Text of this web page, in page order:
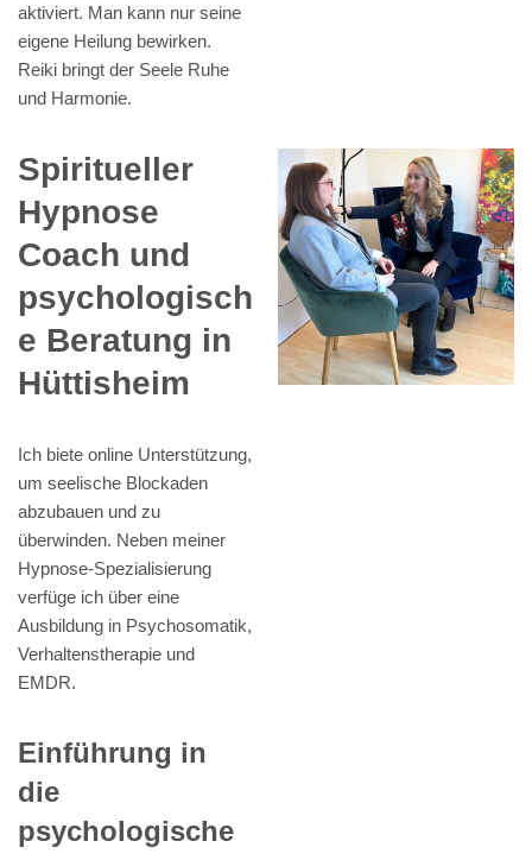
aktiviert. Man kann nur seine
eigene Heilung bewirken.
Reiki bringt der Seele Ruhe
und Harmonie.
Spiritueller
Hypnose
Coach und
psychologisch
e Beratung in
Hüttisheim
Ich biete online Unterstützung,
um seelische Blockaden
abzubauen und zu
überwinden. Neben meiner
Hypnose-Spezialisierung
verfüge ich über eine
Ausbildung in Psychosomatik,
Verhaltenstherapie und
EMDR.
Einführung in
die
psychologische